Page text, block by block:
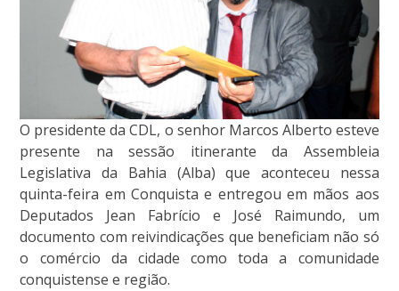
O presidente da CDL, o senhor Marcos Alberto esteve
presente na sessão itinerante da Assembleia
Legislativa da Bahia (Alba) que aconteceu nessa
quinta-feira em Conquista e entregou em mãos aos
Deputados Jean Fabrício e José Raimundo, um
documento com reivindicações que beneficiam não só
o comércio da cidade como toda a comunidade
conquistense e região.